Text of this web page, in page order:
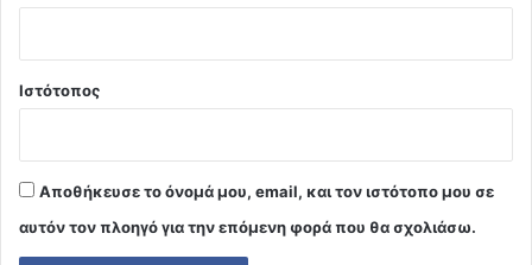
Ιστότοπος
Αποθήκευσε το όνομά μου, email, και τον ιστότοπο μου σε
αυτόν τον πλοηγό για την επόμενη φορά που θα σχολιάσω.